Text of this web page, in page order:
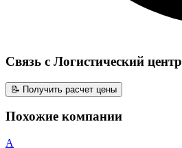
Связь с Логистический центр
📝 Получить расчет цены
Похожие компании
A